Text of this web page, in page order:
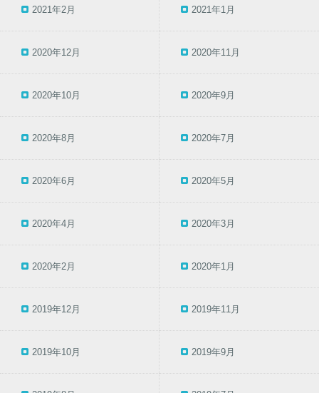
2021年2月 2021年1月
2020年12月 2020年11月
2020年10月 2020年9月
2020年8月 2020年7月
2020年6月 2020年5月
2020年4月 2020年3月
2020年2月 2020年1月
2019年12月 2019年11月
2019年10月 2019年9月